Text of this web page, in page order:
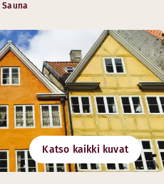
Sauna
Katso kaikki kuvat